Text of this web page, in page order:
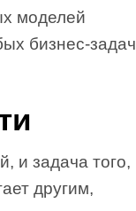
моделей
бизнес-задач
и задача того,
другим,